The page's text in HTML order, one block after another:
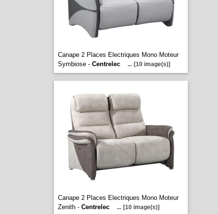
Canape 2 Places Electriques Mono Moteur
Symbiose - Centrelec ... [10 image(s)]
Canape 2 Places Electriques Mono Moteur
Zenith - Centrelec ... [10 image(s)]